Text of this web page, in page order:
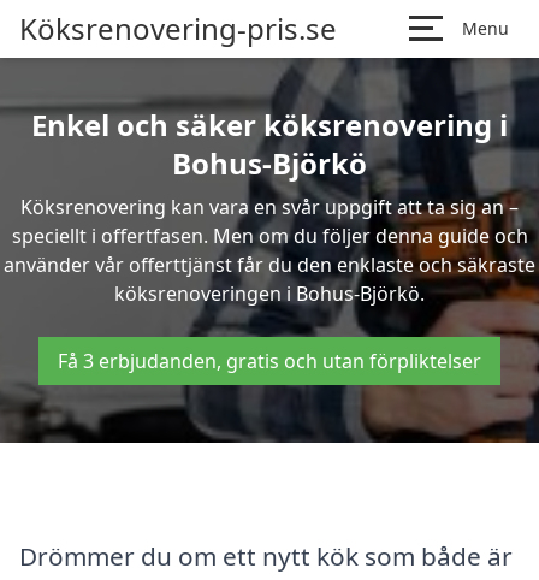
Köksrenovering-pris.se Menu
Enkel och säker köksrenovering i
Bohus-Björkö
Köksrenovering kan vara en svår uppgift att ta sig an –
speciellt i offertfasen. Men om du följer denna guide och
använder vår offerttjänst får du den enklaste och säkraste
köksrenoveringen i Bohus-Björkö.
Få 3 erbjudanden, gratis och utan förpliktelser
Drömmer du om ett nytt kök som både är